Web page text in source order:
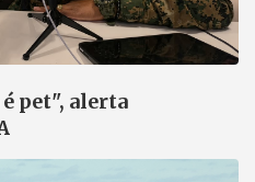
pet", alerta